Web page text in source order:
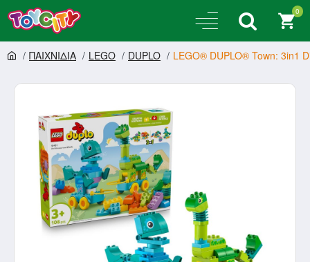
0
ΠΑΙΧΝΙΔΙΑ LEGO DUPLO LEGO® DUPLO® Town: 3in1